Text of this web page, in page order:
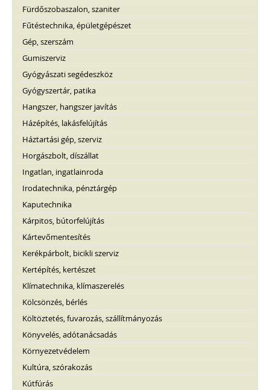
Fürdőszobaszalon, szaniter
Fűtéstechnika, épületgépészet
Gép, szerszám
Gumiszerviz
Gyógyászati segédeszköz
Gyógyszertár, patika
Hangszer, hangszer javítás
Házépítés, lakásfelújítás
Háztartási gép, szerviz
Horgászbolt, díszállat
Ingatlan, ingatlainroda
Irodatechnika, pénztárgép
Kaputechnika
Kárpitos, bútorfelújítás
Kártevőmentesítés
Kerékpárbolt, bicikli szerviz
Kertépítés, kertészet
Klímatechnika, klímaszerelés
Kölcsönzés, bérlés
Költöztetés, fuvarozás, szállítmányozás
Könyvelés, adótanácsadás
Környezetvédelem
Kultúra, szórakozás
Kútfúrás